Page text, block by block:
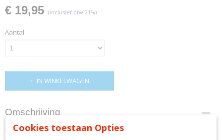
€ 19,95 (inclusief btw 21%)
Aantal
IN WINKELWAGEN
Omschrijving
wijn best wines for you
Cookies toestaan Opties